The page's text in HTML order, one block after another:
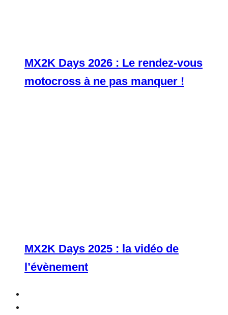
MX2K Days 2026 : Le rendez-vous
motocross à ne pas manquer !
MX2K Days 2025 : la vidéo de
l’évènement